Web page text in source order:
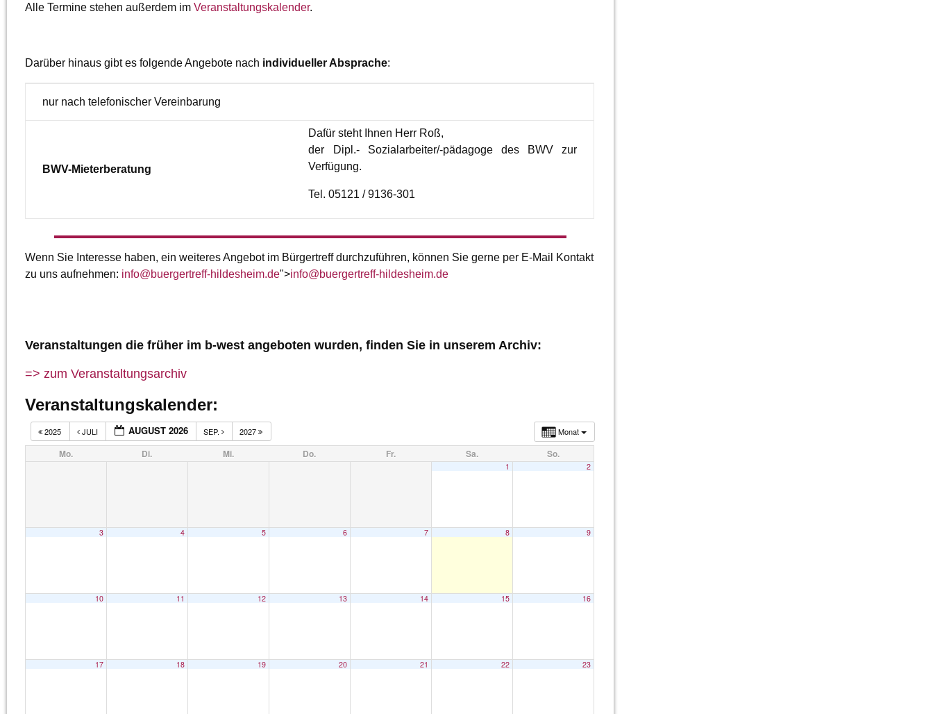
Alle Termine stehen außerdem imVeranstaltungskalender.
Darüber hinaus gibt es folgende Angebote nach individueller Absprache:
nur nach telefonischer Vereinbarung
BWV-Mieterberatung
Dafür steht Ihnen Herr Roß,
der Dipl.- Sozialarbeiter/-pädagoge des BWV zur
Verfügung.
Tel. 05121 / 9136-301
Wenn Sie Interesse haben, ein weiteres Angebot im Bürgertreff durchzuführen, können Sie gerne per E-Mail Kontakt
zu uns aufnehmen: info@buergertreff-hildesheim.de">info@buergertreff-hildesheim.de
Veranstaltungen die früher im b-west angeboten wurden, finden Sie in unserem Archiv:
=> zum Veranstaltungsarchiv
Veranstaltungskalender:
Monat
2025 JULI AUGUST 2026 SEP. 2027
Mo. Di. Mi. Do. Fr. Sa. So.
1 2
3 4 5 6 7 8 9
10 11 12 13 14 15 16
17 18 19 20 21 22 23